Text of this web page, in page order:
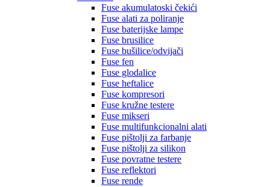
Fuse akumulatoski čekići
Fuse alati za poliranje
Fuse baterijske lampe
Fuse brusilice
Fuse bušilice/odvijači
Fuse fen
Fuse glodalice
Fuse heftalice
Fuse kompresori
Fuse kružne testere
Fuse mikseri
Fuse multifunkcionalni alati
Fuse pištolji za farbanje
Fuse pištolji za silikon
Fuse povratne testere
Fuse reflektori
Fuse rende